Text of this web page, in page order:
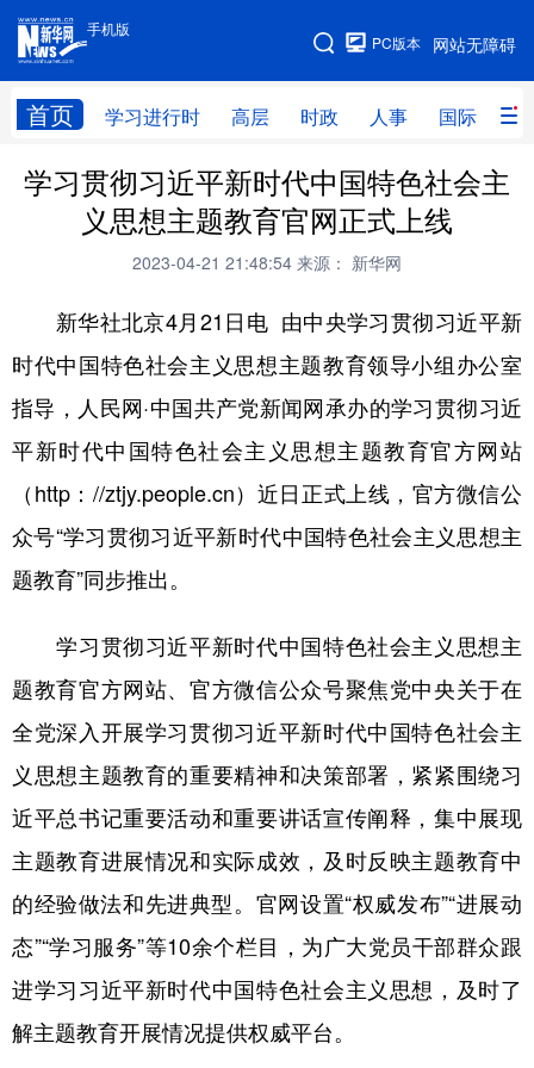
手机版
网站无障碍
PC版本
首页 学习进行时 高层 时政 人事 国际 财
手机版
网站地图
学习进行时 高层 时政 人事
国际 财经 网评 港澳
全球连线
科技 科创 量子 体育
文化 书画 健康 军事
金融 汽车
食品 人居 信息化 数字经济
学术中国 乡村振兴
彩票 娱乐 时尚 悦读
公益 一带一路 亚太网 上市公司
文化产业
地方频道
吉林 上海
浙江 安徽 福建
学习贯彻习近平新时代中国特色社会主
义思想主题教育官网正式上线
2023-04-21 21:48:54 来源： 新华网
新华社北京4月21日电 由中央学习贯彻习近平新
时代中国特色社会主义思想主题教育领导小组办公室
指导，人民网·中国共产党新闻网承办的学习贯彻习近
平新时代中国特色社会主义思想主题教育官方网站
（http：//ztjy.people.cn）近日正式上线，官方微信公
众号“学习贯彻习近平新时代中国特色社会主义思想主
题教育”同步推出。
学习贯彻习近平新时代中国特色社会主义思想主
题教育官方网站、官方微信公众号聚焦党中央关于在
全党深入开展学习贯彻习近平新时代中国特色社会主
义思想主题教育的重要精神和决策部署，紧紧围绕习
近平总书记重要活动和重要讲话宣传阐释，集中展现
主题教育进展情况和实际成效，及时反映主题教育中
的经验做法和先进典型。官网设置“权威发布”“进展动
态”“学习服务”等10余个栏目，为广大党员干部群众跟
进学习习近平新时代中国特色社会主义思想，及时了
解主题教育开展情况提供权威平台。